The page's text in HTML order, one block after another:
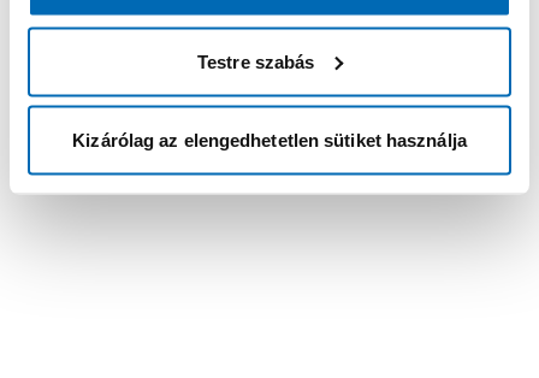
Testre szabás
Kizárólag az elengedhetetlen sütiket használja